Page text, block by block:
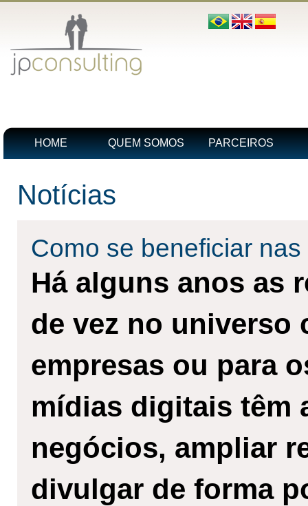
HOME QUEM SOMOS PARCEIROS
Notícias
Como se beneficiar
Há alguns anos as
de vez no universo
empresas ou para
mídias digitais têm
negócios, ampliar
divulgar de forma